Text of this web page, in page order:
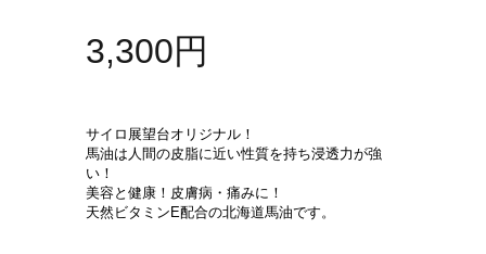
3,300円
サイロ展望台オリジナル！
馬油は人間の皮脂に近い性質を持ち浸透力が強
い！
美容と健康！皮膚病・痛みに！
天然ビタミンE配合の北海道馬油です。